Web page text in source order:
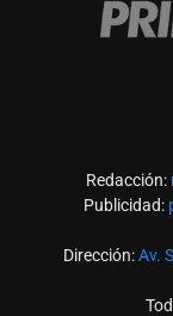
Redacción:
Publicidad:
Dirección:Av.